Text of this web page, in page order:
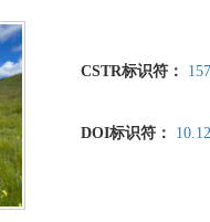
CSTR标识符：
DOI标识符：